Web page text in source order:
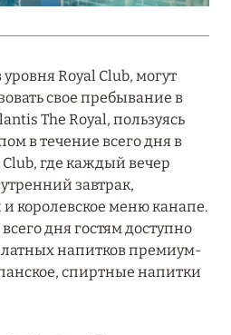
ПРЕДЛОЖЕНИЕ ОТ Á
ПО ОТЕЛЮ WALDORF
ITHAAFUSHI, МАЛЬДИВЫ
Royal Club, могут
свое пребывание в
The Royal, пользуясь
в течение всего дня в
где каждый вечер
завтрак,
королевское меню канапе.
дня гостям доступно
напитков премиум-
спиртные напитки